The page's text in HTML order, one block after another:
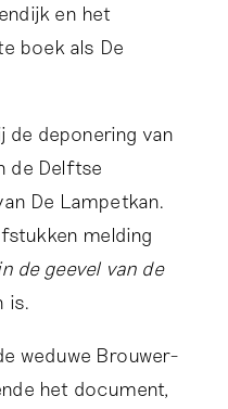
en het
boek als De
de deponering van
de Delftse
De Lampetkan.
melding
de geevel van de
is.
weduwe Brouwer-
het document,